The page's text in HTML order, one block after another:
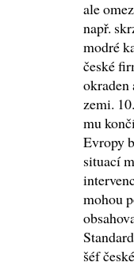
ale
např.
modré
české
okraden
zemi.
mu
Evropy
situací
mohou
šéf